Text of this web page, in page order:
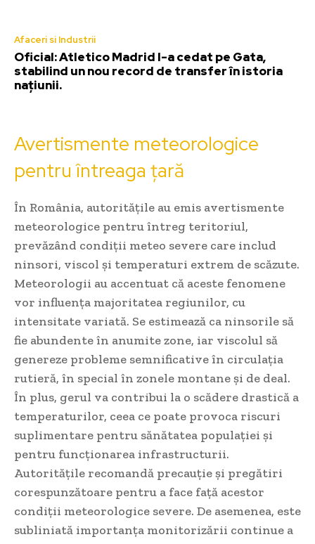
Afaceri si Industrii
Oficial: Atletico Madrid l-a cedat pe Gata,
stabilind un nou record de transfer în istoria
națiunii.
Avertismente meteorologice
pentru întreaga țară
În România, autoritățile au emis avertismente
meteorologice pentru întreg teritoriul,
prevăzând condiții meteo severe care includ
ninsori, viscol și temperaturi extrem de scăzute.
Meteorologii au accentuat că aceste fenomene
vor influența majoritatea regiunilor, cu
intensitate variată. Se estimează ca ninsorile să
fie abundente în anumite zone, iar viscolul să
genereze probleme semnificative în circulația
rutieră, în special în zonele montane și de deal.
În plus, gerul va contribui la o scădere drastică a
temperaturilor, ceea ce poate provoca riscuri
suplimentare pentru sănătatea populației și
pentru funcționarea infrastructurii.
Autoritățile recomandă precauție și pregătiri
corespunzătoare pentru a face față acestor
condiții meteorologice severe. De asemenea, este
subliniată importanța monitorizării continue a